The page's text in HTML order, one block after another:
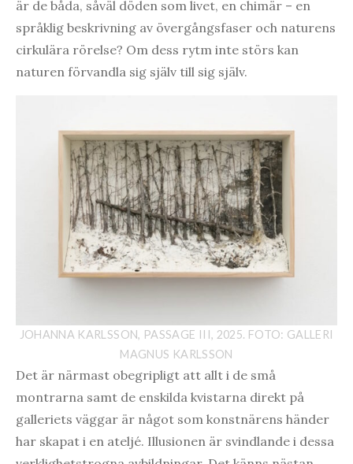
är de båda, såväl döden som livet, en chimär – en
språklig beskrivning av övergångsfaser och naturens
cirkulära rörelse? Om dess rytm inte störs kan
naturen förvandla sig själv till sig själv.
JOHANNA KARLSSON, PASSAGE III, 2025. FOTO: GALLERI
MAGNUS KARLSSON
Det är närmast obegripligt att allt i de små
montrarna samt de enskilda kvistarna direkt på
galleriets väggar är något som konstnärens händer
har skapat i en ateljé. Illusionen är svindlande i dessa